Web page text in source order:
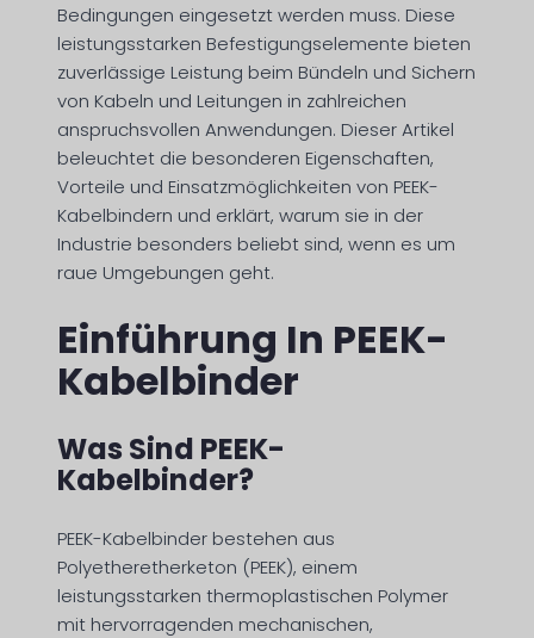
Bedingungen eingesetzt werden muss. Diese
leistungsstarken Befestigungselemente bieten
zuverlässige Leistung beim Bündeln und Sichern
von Kabeln und Leitungen in zahlreichen
anspruchsvollen Anwendungen. Dieser Artikel
beleuchtet die besonderen Eigenschaften,
Vorteile und Einsatzmöglichkeiten von PEEK-
Kabelbindern und erklärt, warum sie in der
Industrie besonders beliebt sind, wenn es um
raue Umgebungen geht.
Einführung In PEEK-
Kabelbinder
Was Sind PEEK-
Kabelbinder?
PEEK-Kabelbinder bestehen aus
Polyetheretherketon (PEEK), einem
leistungsstarken thermoplastischen Polymer
mit hervorragenden mechanischen,